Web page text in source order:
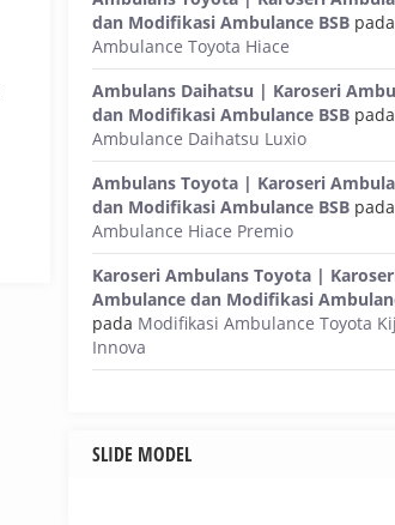
dan Modifikasi Ambulance BSB pada
Ambulance Toyota Hiace
Ambulans Daihatsu | Karoseri
dan Modifikasi Ambulance BSB pada
Ambulance Daihatsu Luxio
Ambulans Toyota | Karoseri
dan Modifikasi Ambulance BSB pada
Ambulance Hiace Premio
Karoseri Ambulans Toyota |
Ambulance dan Modifikasi
pada Modifikasi Ambulance Toyota
Innova
SLIDE MODEL